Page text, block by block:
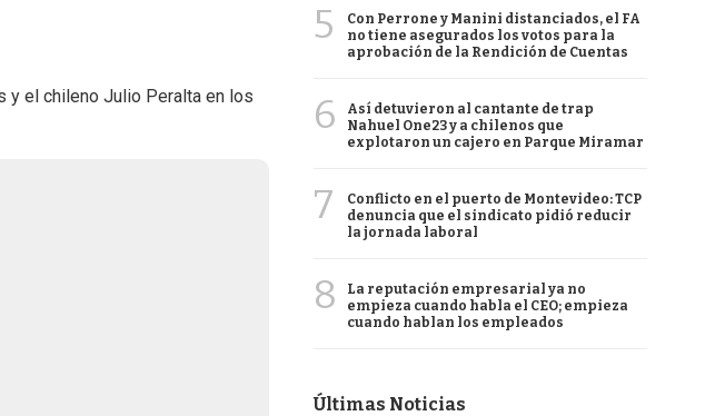
y el chileno Julio Peralta en los
5
Con Perrone y Manini distanciados, el FA
no tiene asegurados los votos para la
aprobación de la Rendición de Cuentas
6
Así detuvieron al cantante de trap
Nahuel One23 y a chilenos que
explotaron un cajero en Parque Miramar
7
Conflicto en el puerto de Montevideo: TCP
denuncia que el sindicato pidió reducir
la jornada laboral
8
La reputación empresarial ya no
empieza cuando habla el CEO; empieza
cuando hablan los empleados
Últimas Noticias